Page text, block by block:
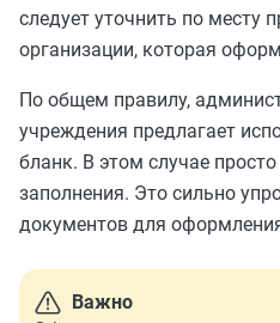
следует уточнить по месту
организации, которая
По общем правилу,
учреждения предлагает
бланк. В этом случае просто
заполнения. Это сильно
документов для
Важно